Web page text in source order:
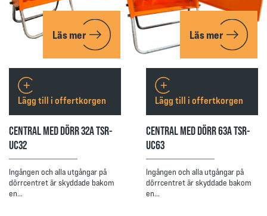
Läs mer
CENTRAL MED DÖRR 32A TSR-
UC32
Ingången och alla utgångar på
dörrcentret är skyddade bakom
en…
Lägg till i offertkorgen
Läs mer
CENTRAL MED DÖRR 63A TSR-
UC63
Ingången och alla utgångar på
dörrcentret är skyddade bakom
en…
Lägg till i offertkorgen